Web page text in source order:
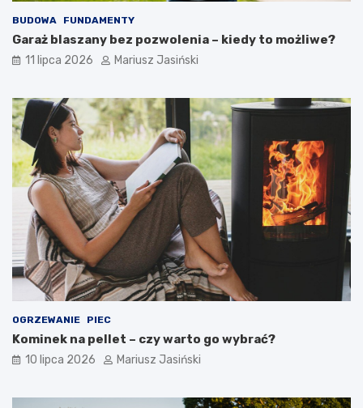
BUDOWA FUNDAMENTY
Garaż blaszany bez pozwolenia – kiedy to możliwe?
11 lipca 2026 Mariusz Jasiński
OGRZEWANIE PIEC
Kominek na pellet – czy warto go wybrać?
10 lipca 2026 Mariusz Jasiński